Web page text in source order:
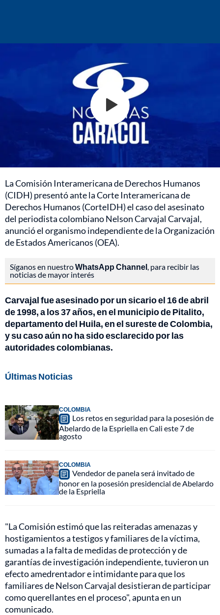
La Comisión Interamericana de Derechos Humanos
(CIDH) presentó ante la Corte Interamericana de
Derechos Humanos (CorteIDH) el caso del asesinato
del periodista colombiano Nelson Carvajal Carvajal,
anunció el organismo independiente de la Organización
de Estados Americanos (OEA).
Síganos en nuestroWhatsApp Channel , para recibir las
noticias de mayor interés
Carvajal fue asesinado por un sicario el 16 de abril
de 1998, a los 37 años, en el municipio de Pitalito,
departamento del Huila, en el sureste de Colombia,
y su caso aún no ha sido esclarecido por las
autoridades colombianas.
Últimas Noticias
COLOMBIA
Los retos en seguridad para la posesión de
Abelardo de la Espriella en Cali este 7 de
agosto
COLOMBIA
Vendedor de panela será invitado de
honor en la posesión presidencial de Abelardo
de la Espriella
"La Comisión estimó que las reiteradas amenazas y
hostigamientos a testigos y familiares de la víctima,
sumadas a la falta de medidas de protección y de
garantías de investigación independiente, tuvieron un
efecto amedrentador e intimidante para que los
familiares de Nelson Carvajal desistieran de participar
como querellantes en el proceso", apunta en un
comunicado.